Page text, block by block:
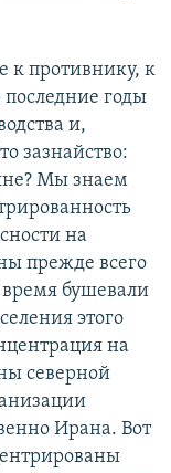
к противнику, к
последние годы
и,
зазнайство:
Мы знаем
на
прежде всего
бушевали
этого
на
северной
Ирана. Вот